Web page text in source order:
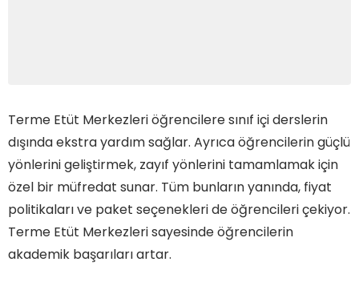
Terme Etüt Merkezleri öğrencilere sınıf içi derslerin
dışında ekstra yardım sağlar. Ayrıca öğrencilerin güçlü
yönlerini geliştirmek, zayıf yönlerini tamamlamak için
özel bir müfredat sunar. Tüm bunların yanında, fiyat
politikaları ve paket seçenekleri de öğrencileri çekiyor.
Terme Etüt Merkezleri sayesinde öğrencilerin
akademik başarıları artar.